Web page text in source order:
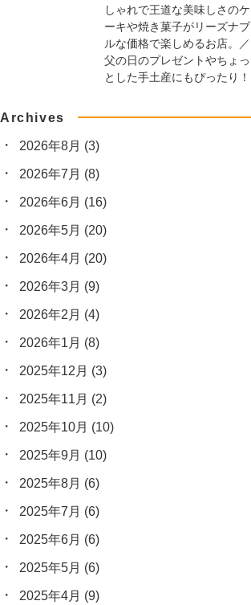
しゃれで王道な美味しさのケ
ーキや焼き菓子がリーズナブ
ルな価格で楽しめるお店。／
父の日のプレゼントやちょっ
とした手土産にもぴったり！
Archives
2026年8月 (3)
2026年7月 (8)
2026年6月 (16)
2026年5月 (20)
2026年4月 (20)
2026年3月 (9)
2026年2月 (4)
2026年1月 (8)
2025年12月 (3)
2025年11月 (2)
2025年10月 (10)
2025年9月 (10)
2025年8月 (6)
2025年7月 (6)
2025年6月 (6)
2025年5月 (6)
2025年4月 (9)